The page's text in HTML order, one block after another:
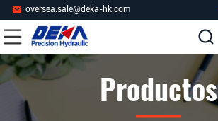
oversea.sale@deka-hk.com
Productos